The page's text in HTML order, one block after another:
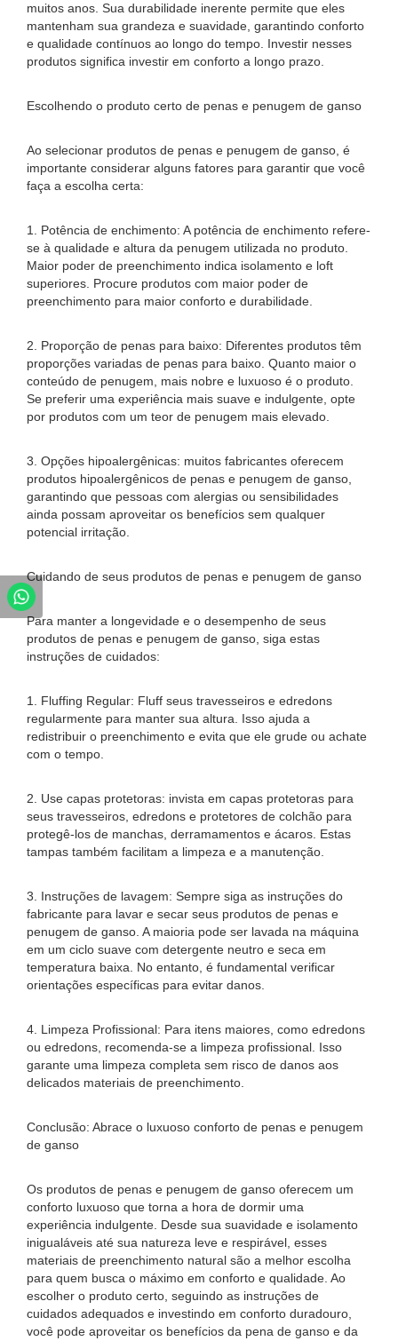
muitos anos. Sua durabilidade inerente permite que eles
mantenham sua grandeza e suavidade, garantindo conforto
e qualidade contínuos ao longo do tempo. Investir nesses
produtos significa investir em conforto a longo prazo.
Escolhendo o produto certo de penas e penugem de ganso
Ao selecionar produtos de penas e penugem de ganso, é
importante considerar alguns fatores para garantir que você
faça a escolha certa:
1. Potência de enchimento: A potência de enchimento refere-
se à qualidade e altura da penugem utilizada no produto.
Maior poder de preenchimento indica isolamento e loft
superiores. Procure produtos com maior poder de
preenchimento para maior conforto e durabilidade.
2. Proporção de penas para baixo: Diferentes produtos têm
proporções variadas de penas para baixo. Quanto maior o
conteúdo de penugem, mais nobre e luxuoso é o produto.
Se preferir uma experiência mais suave e indulgente, opte
por produtos com um teor de penugem mais elevado.
3. Opções hipoalergênicas: muitos fabricantes oferecem
produtos hipoalergênicos de penas e penugem de ganso,
garantindo que pessoas com alergias ou sensibilidades
ainda possam aproveitar os benefícios sem qualquer
potencial irritação.
Cuidando de seus produtos de penas e penugem de ganso
Para manter a longevidade e o desempenho de seus
produtos de penas e penugem de ganso, siga estas
instruções de cuidados:
1. Fluffing Regular: Fluff seus travesseiros e edredons
regularmente para manter sua altura. Isso ajuda a
redistribuir o preenchimento e evita que ele grude ou achate
com o tempo.
2. Use capas protetoras: invista em capas protetoras para
seus travesseiros, edredons e protetores de colchão para
protegê-los de manchas, derramamentos e ácaros. Estas
tampas também facilitam a limpeza e a manutenção.
3. Instruções de lavagem: Sempre siga as instruções do
fabricante para lavar e secar seus produtos de penas e
penugem de ganso. A maioria pode ser lavada na máquina
em um ciclo suave com detergente neutro e seca em
temperatura baixa. No entanto, é fundamental verificar
orientações específicas para evitar danos.
4. Limpeza Profissional: Para itens maiores, como edredons
ou edredons, recomenda-se a limpeza profissional. Isso
garante uma limpeza completa sem risco de danos aos
delicados materiais de preenchimento.
Conclusão: Abrace o luxuoso conforto de penas e penugem
de ganso
Os produtos de penas e penugem de ganso oferecem um
conforto luxuoso que torna a hora de dormir uma
experiência indulgente. Desde sua suavidade e isolamento
inigualáveis ​​até sua natureza leve e respirável, esses
materiais de preenchimento natural são a melhor escolha
para quem busca o máximo em conforto e qualidade. Ao
escolher o produto certo, seguindo as instruções de
cuidados adequados e investindo em conforto duradouro,
você pode aproveitar os benefícios da pena de ganso e da